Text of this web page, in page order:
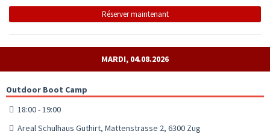
Réserver maintenant
MARDI, 04.08.2026
Outdoor Boot Camp
18:00 - 19:00
Areal Schulhaus Guthirt, Mattenstrasse 2, 6300 Zug